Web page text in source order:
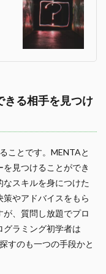
きる相手を見つけ
ことです。MENTAと
見つけることができ
なスキルを身につけた
やアドバイスをもら
、質問し放題でプロ
グラミング初学者は
すのも一つの手段かと